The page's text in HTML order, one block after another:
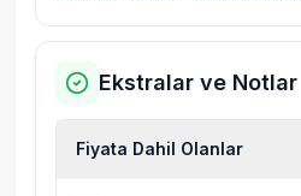
Ekstralar ve Notlar
Fiyata Dahil Olanlar